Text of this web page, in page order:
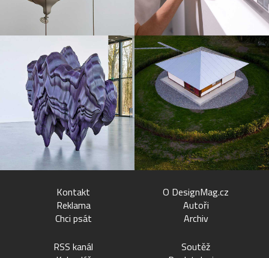
Kontakt
Reklama
Chci psát
O DesignMag.cz
Autoři
Archiv
RSS kanál
Soutěž